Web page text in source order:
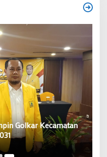
Golkar Kecamatan